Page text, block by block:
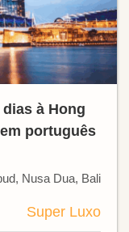
à Hong
português
Nusa Dua, Bali
Super Luxo